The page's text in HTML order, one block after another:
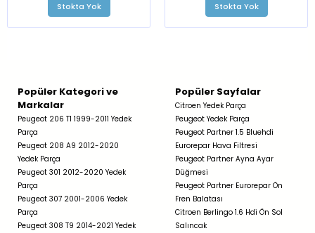
Stokta Yok Stokta Yok
Popüler Kategori ve
Markalar
Peugeot 206 T1 1999-2011 Yedek
Parça
Peugeot 208 A9 2012-2020
Yedek Parça
Peugeot 301 2012-2020 Yedek
Parça
Peugeot 307 2001-2006 Yedek
Parça
Peugeot 308 T9 2014-2021 Yedek
Popüler Sayfalar
Citroen Yedek Parça
Peugeot Yedek Parça
Peugeot Partner 1.5 Bluehdi
Eurorepar Hava Filtresi
Peugeot Partner Ayna Ayar
Düğmesi
Peugeot Partner Eurorepar Ön
Fren Balatası
Citroen Berlingo 1.6 Hdi Ön Sol
Salıncak